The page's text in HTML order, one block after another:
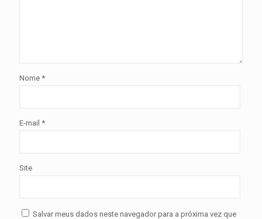
Nome *
E-mail *
Site
Salvar meus dados neste navegador para a próxima vez que